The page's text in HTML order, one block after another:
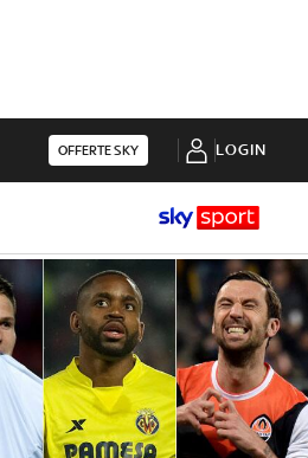
OFFERTE SKY LOGIN